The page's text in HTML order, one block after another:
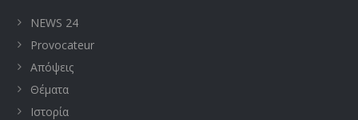
NEWS 24
Provocateur
Απόψεις
Θέματα
Ιστορία